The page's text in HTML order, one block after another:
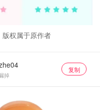
版权属于原作者
掉
复制